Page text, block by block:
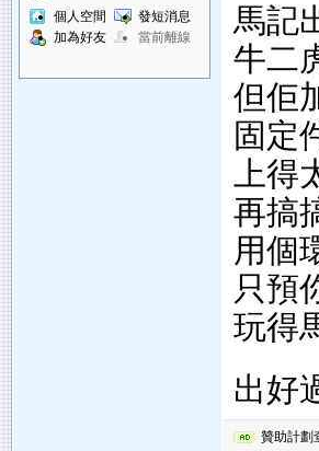
個人空間
發短消息
加為好友
當前離線
馬記
牛二
但佢
固定
上
再搞
用個
只預
玩得
出好
贊助計劃